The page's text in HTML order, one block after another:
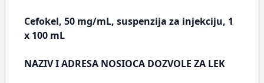
Cefokel, 50 mg/mL, suspenzija za injekciju, 1
x 100 mL
NAZIV I ADRESA NOSIOCA DOZVOLE ZA LEK